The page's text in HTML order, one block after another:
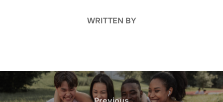
WRITTEN BY
Nawigacja
Previous